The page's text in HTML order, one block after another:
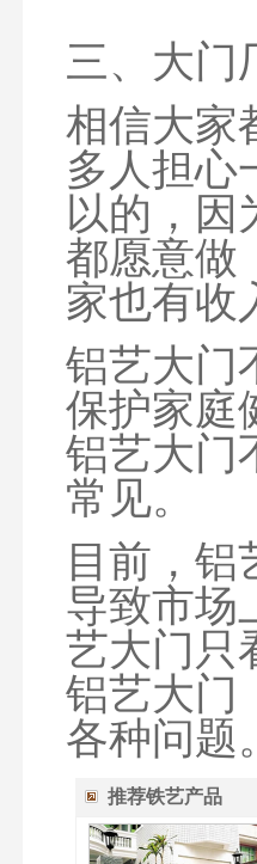
三、大门
相信大家
多人担心
以的，因
都愿意做
家也有收
铝艺大门
保护家庭
铝艺大门
常见。
目前，
导致市场
艺大门只
铝艺大门
各种问题
推荐铁艺产品